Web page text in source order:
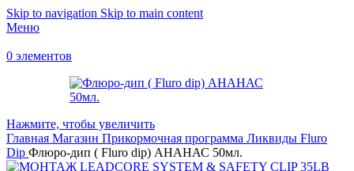
Skip to navigation Skip to main content
Меню
0 элементов
Нажмите, чтобы увеличить
Главная Магазин Прикормочная программа Ликвиды Fluro
Dip Флюро-дип ( Fluro dip) АНАНАС 50мл.